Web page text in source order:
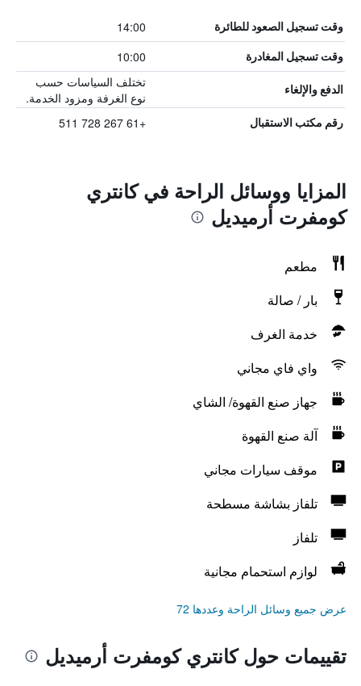
وقت تسجيل الصعود للطائرة 14:00
وقت تسجيل المغادرة 10:00
الدفع والإلغاء
تختلف السياسات حسب
نوع الغرفة ومزود الخدمة.
رقم مكتب الاستقبال +61 267 728 511
المزايا ووسائل الراحة في كانتري
كومفرت أرميديل
مطعم
بار / صالة
خدمة الغرف
واي فاي مجاني
جهاز صنع القهوة/ الشاي
آلة صنع القهوة
موقف سيارات مجاني
تلفاز بشاشة مسطحة
تلفاز
لوازم استحمام مجانية
عرض جميع وسائل الراحة وعددها 72
تقييمات حول كانتري كومفرت أرميديل